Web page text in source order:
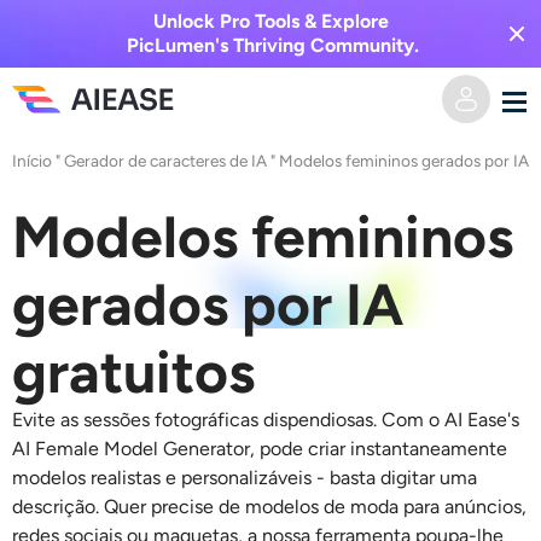
Unlock Pro Tools & Explore
PicLumen's Thriving Community.
Casa
Vídeo AI
Texto para vídeo
Imagem para vídeo
Efeitos de vídeo
Gerador de beijo AI
Efeitos de vídeo
Imagem AI
Imagem para imagem
Texto para Imagem
Ferramentas de IA
Editor e Criador de Fotos
Precificação
Início "Gerador de caracteres de IA " Modelos femininos gerados por IA
Modelos femininos
gerados por IA
gratuitos
Evite as sessões fotográficas dispendiosas. Com o AI Ease's
AI Female Model Generator, pode criar instantaneamente
modelos realistas e personalizáveis - basta digitar uma
descrição. Quer precise de modelos de moda para anúncios,
redes sociais ou maquetas, a nossa ferramenta poupa-lhe